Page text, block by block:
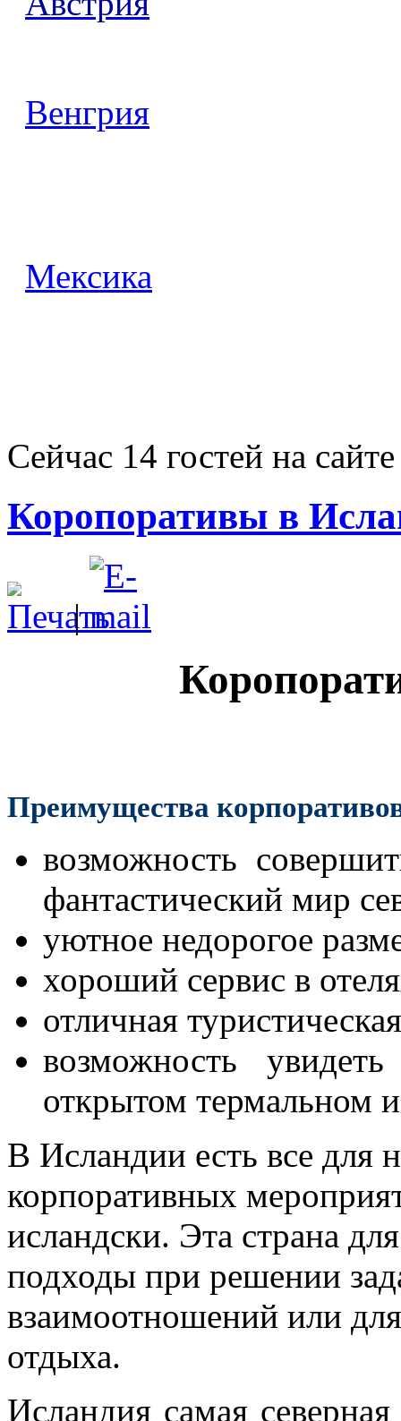
Венгрия
Мексика
Сейчас 14 гостей на сайте
Коропоративы в
|
Преимущества
возможность
фантастический мир
уютное недорогое
хороший сервис в
отличная
возможность
открытом термальном
В Исландии есть все для
корпоративных
исландски. Эта страна
подходы при решении
взаимоотношений или
отдыха.
Исландия самая